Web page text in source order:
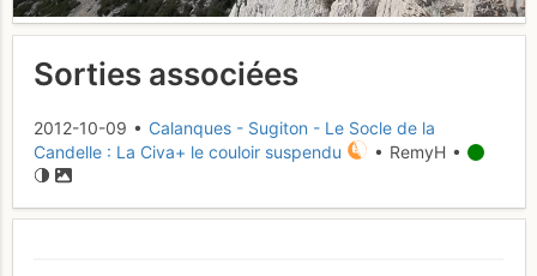
Sorties associées
2012-10-09 • Calanques - Sugiton - Le Socle de la
Candelle : La Civa+ le couloir suspendu
• RemyH •